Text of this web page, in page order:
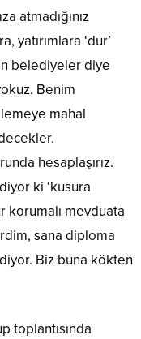
atmadığınız
yatırımlara ‘dur’
belediyeler diye
Benim
mahal
hesaplaşırız.
ki ‘kusura
korumalı mevduata
sana diploma
Biz buna kökten
toplantısında